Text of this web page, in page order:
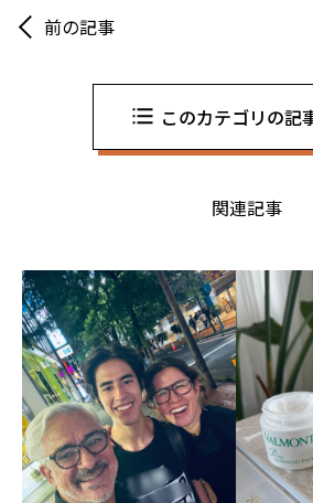
前の記事
このカテゴリの記
関連記事